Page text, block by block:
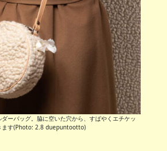
ーバッグ。脇に空いた穴から、すばやくエチケッ
ます(Photo: 2.8 duepuntootto)